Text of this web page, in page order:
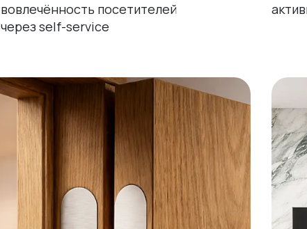
вовлечённость посетителей
через self-service